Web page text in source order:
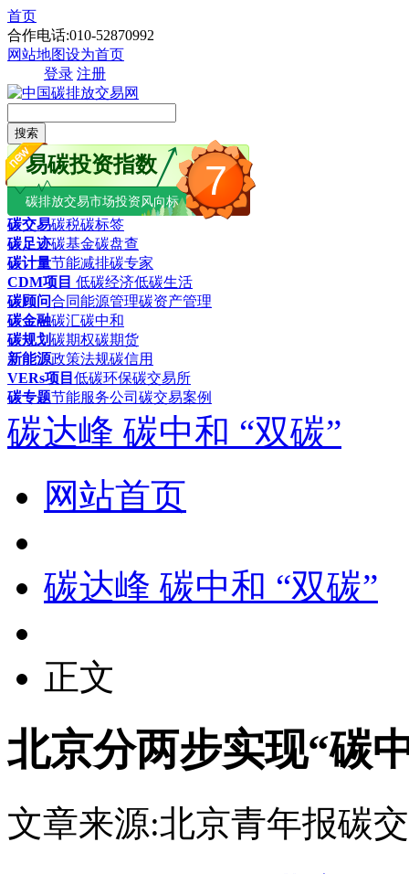
首页
合作电话:010-52870992
网站地图设为首页
登录 注册
搜索
7
易碳投资指数
碳排放交易市场投资风向标
碳交易碳税碳标签
碳足迹碳基金碳盘查
碳计量节能减排碳专家
CDM项目 低碳经济低碳生活
碳顾问合同能源管理碳资产管理
碳金融碳汇碳中和
碳规划碳期权碳期货
新能源政策法规碳信用
VERs项目 低碳环保碳交易所
碳专题节能服务公司 碳交易案例
碳达峰 碳中和 “双碳”
网站首页
碳达峰 碳中和 “双碳”
正文
北京分两步实现“碳
文章来源:北京青年报碳